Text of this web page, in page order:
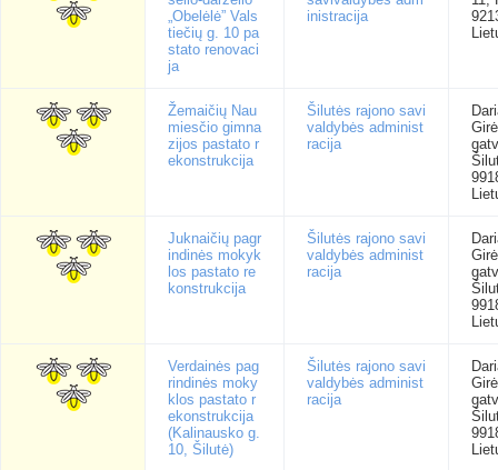
„Obelėlė” Vals
tiečių g. 10 pa
stato renovaci
ja
inistracija
Žemaičių Nau
miesčio gimna
zijos pastato r
ekonstrukcija
Šilutės rajono savi
valdybės administ
racija
Juknaičių pagr
indinės mokyk
los pastato re
konstrukcija
Šilutės rajono savi
valdybės administ
racija
Verdainės pag
rindinės moky
klos pastato r
ekonstrukcija
(Kalinausko g.
10, Šilutė)
Šilutės rajono savi
valdybės administ
racija